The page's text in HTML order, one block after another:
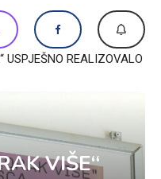
USPJEŠNO REALIZOVALO
VIŠE“